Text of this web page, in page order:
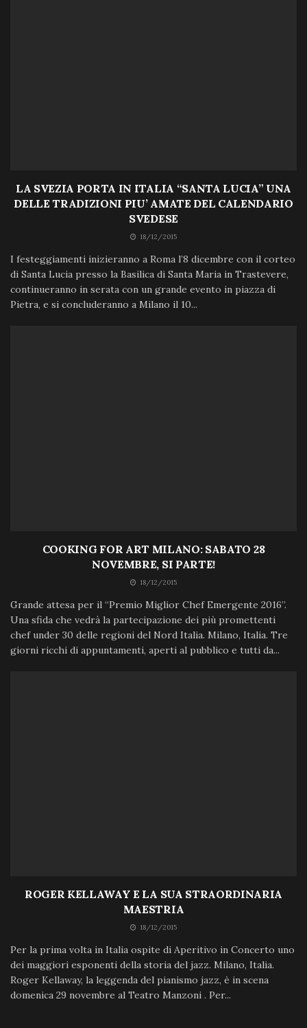
LA SVEZIA PORTA IN ITALIA “SANTA LUCIA” UNA
DELLE TRADIZIONI PIU’ AMATE DEL CALENDARIO
SVEDESE
18/12/2015
I festeggiamenti inizieranno a Roma l’8 dicembre con il corteo
di Santa Lucia presso la Basilica di Santa Maria in Trastevere,
continueranno in serata con un grande evento in piazza di
Pietra, e si concluderanno a Milano il 10...
COOKING FOR ART MILANO: SABATO 28
NOVEMBRE, SI PARTE!
18/12/2015
Grande attesa per il “Premio Miglior Chef Emergente 2016”.
Una sfida che vedrà la partecipazione dei più promettenti
chef under 30 delle regioni del Nord Italia. Milano, Italia. Tre
giorni ricchi di appuntamenti, aperti al pubblico e tutti da...
ROGER KELLAWAY E LA SUA STRAORDINARIA
MAESTRIA
18/12/2015
Per la prima volta in Italia ospite di Aperitivo in Concerto uno
dei maggiori esponenti della storia del jazz. Milano, Italia.
Roger Kellaway, la leggenda del pianismo jazz, è in scena
domenica 29 novembre al Teatro Manzoni . Per...